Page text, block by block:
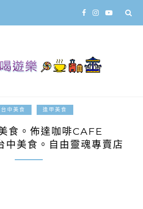
台中美食 逢甲美食
食。佈達咖啡CAFE
美食。自由靈魂專賣店